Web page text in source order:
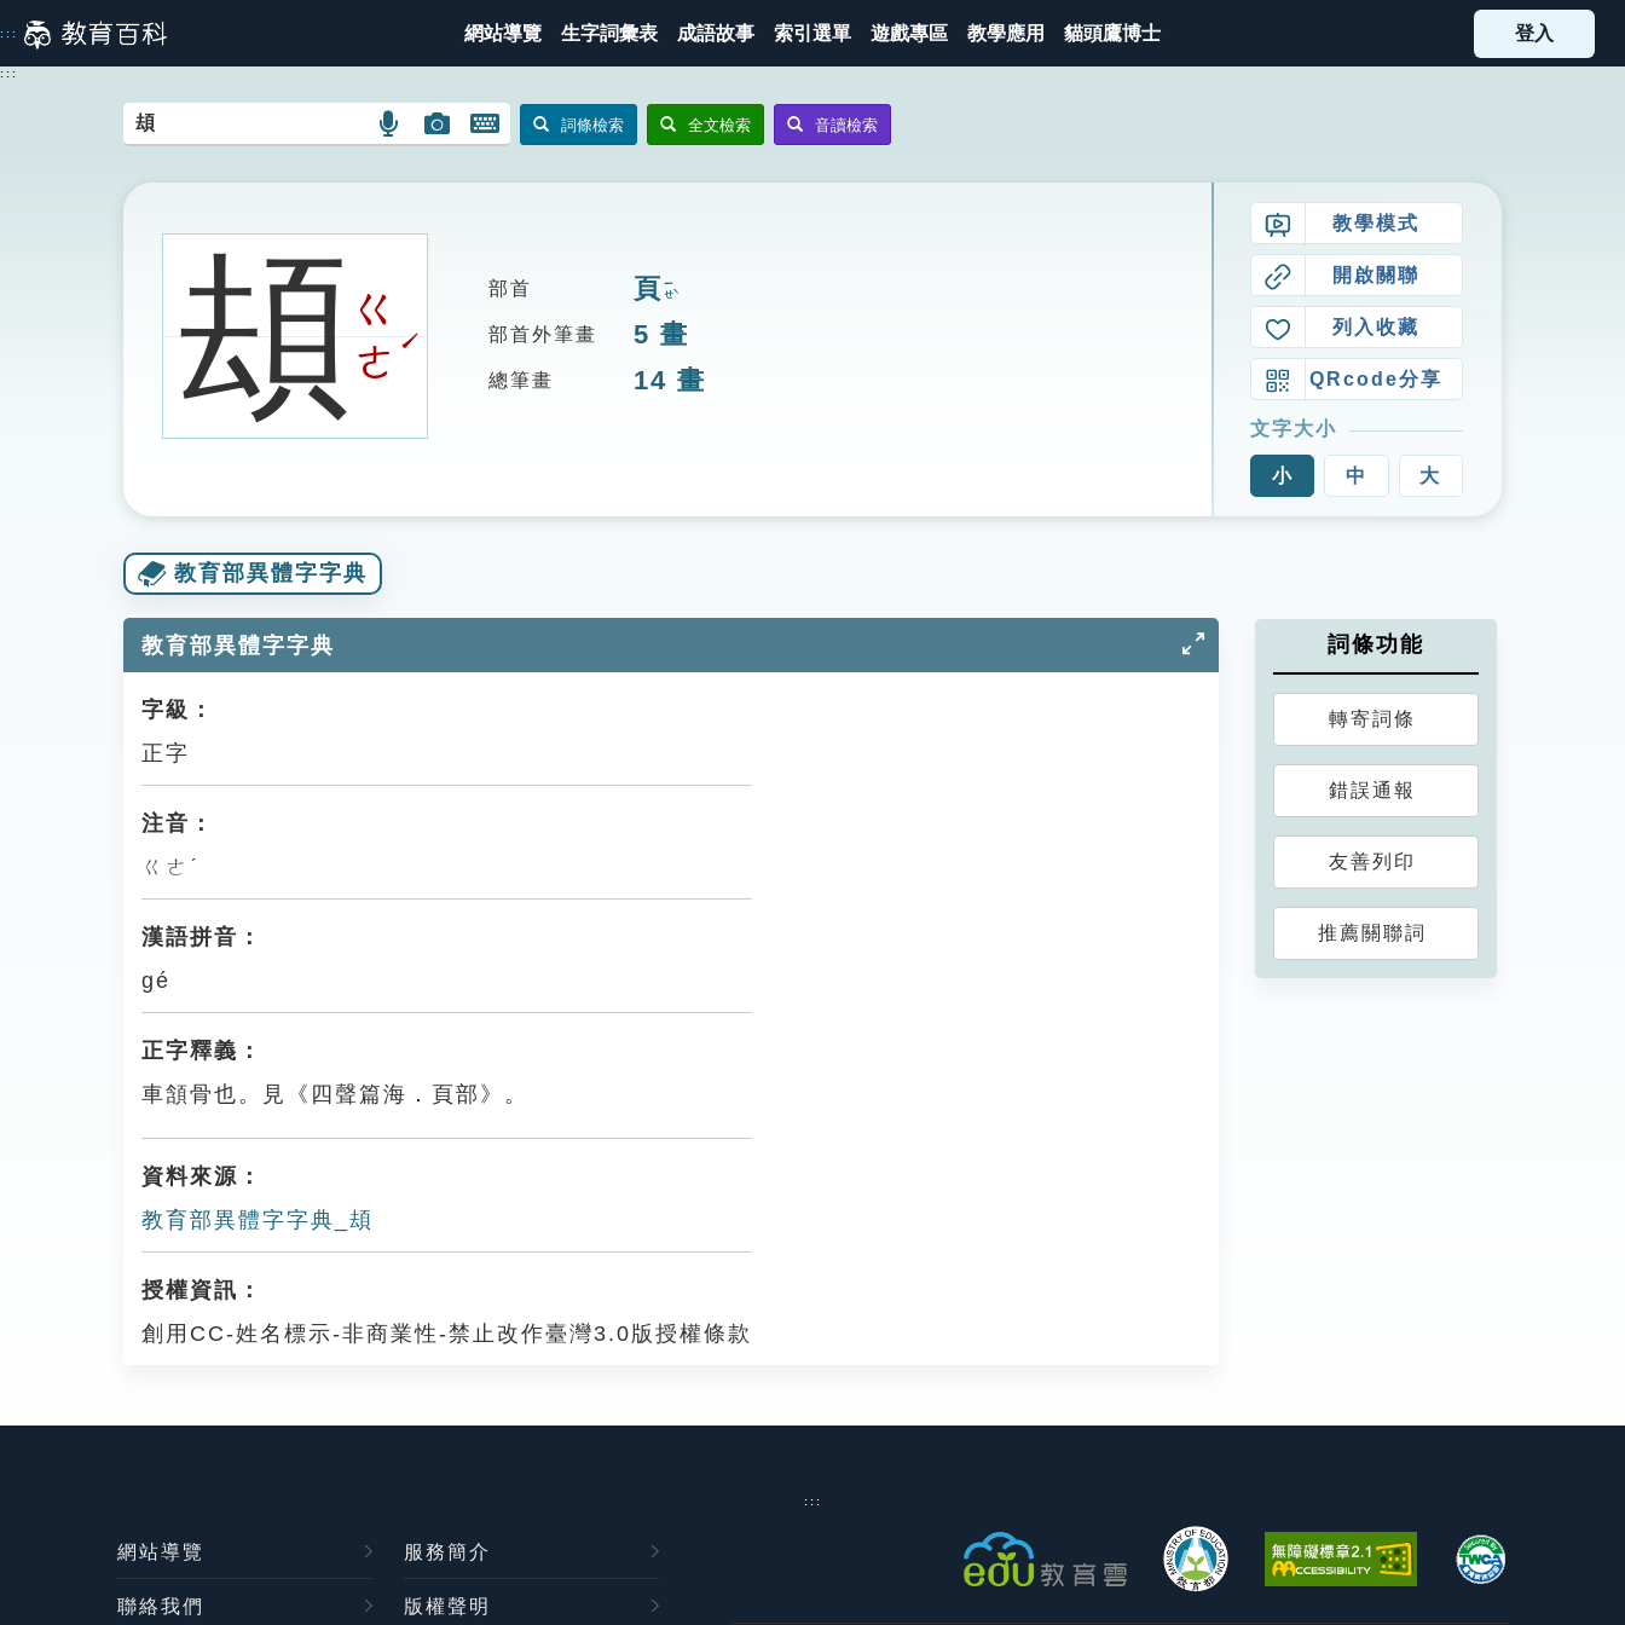
到
主
::: 網站導覽 生字詞彙表 成語故事 索引選單 遊戲專區 教學應用 貓頭鷹博士 登入
:::
語
搜
圖
圖
搜
開
鍵
詞條檢索 全文檢索 音讀檢索
䪺ㄍ
ㄜ
ˊ
部首 頁ㄧㄝˋ
部首外筆畫 5 畫
總筆畫 14 畫
教學模式
開啟關聯
列入收藏
QRcode分享
文字大小
小 中 大
教育部異體字字典
教育部異體字字典
字級：
正字
注音：
ㄍㄜˊ
漢語拼音：
gé
正字釋義：
車頷骨也。見《四聲篇海．頁部》。
資料來源：
教育部異體字字典_䪺
授權資訊：
創用CC-姓名標示-非商業性-禁止改作臺灣3.0版授權條款
詞條功能
轉寄詞條
錯誤通報
友善列印
推薦關聯詞
:::
網站導覽 服務簡介
聯絡我們 版權聲明